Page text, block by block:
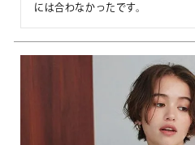
には合わなかったです。